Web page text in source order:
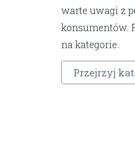
warte uwagi z
konsumentów.
na kategorie.
Przejrzyj